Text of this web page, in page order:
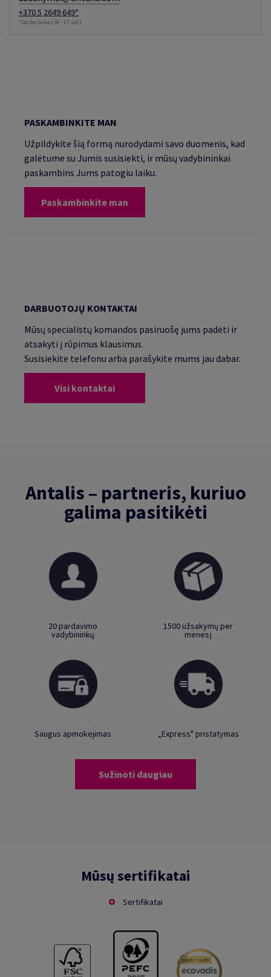
+370 5 2649 649*
*Darbo laikas (8 - 17 val.)
PASKAMBINKITE MAN
Užpildykite šią formą nurodydami savo duomenis, kad
galėtume su Jumis susisiekti, ir mūsų vadybininkai
paskambins Jums patogiu laiku.
Paskambinkite man
DARBUOTOJŲ KONTAKTAI
Mūsų specialistų komandos pasiruošę jums padėti ir
atsakyti į rūpimus klausimus.
Susisiekite telefonu arba parašykite mums jau dabar.
Visi kontaktai
Antalis – partneris, kuriuo
galima pasitikėti
20 pardavimo
vadybininkų
1500 užsakymų per
mėnesį
Saugus apmokėjimas „Express" pristatymas
Sužinoti daugiau
Mūsų sertifikatai
Sertifikatai